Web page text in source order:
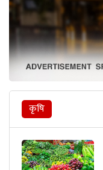
कृषि